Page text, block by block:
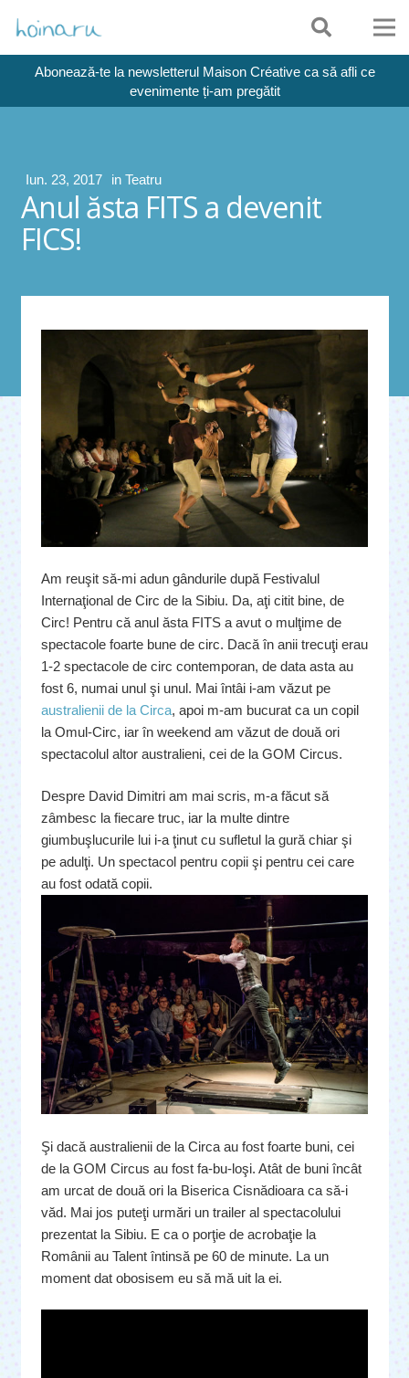
Abonează-te la newsletterul Maison Créative ca să afli ce
evenimente ți-am pregătit
Iun. 23, 2017 in Teatru
Anul ăsta FITS a devenit
FICS!
Am reuşit să-mi adun gândurile după Festivalul
Internaţional de Circ de la Sibiu. Da, aţi citit bine, de
Circ! Pentru că anul ăsta FITS a avut o mulţime de
spectacole foarte bune de circ. Dacă în anii trecuţi erau
1-2 spectacole de circ contemporan, de data asta au
fost 6, numai unul şi unul. Mai întâi i-am văzut pe
australienii de la Circa, apoi m-am bucurat ca un copil
la Omul-Circ, iar în weekend am văzut de două ori
spectacolul altor australieni, cei de la GOM Circus.
Despre David Dimitri am mai scris, m-a făcut să
zâmbesc la fiecare truc, iar la multe dintre
giumbuşlucurile lui i-a ţinut cu sufletul la gură chiar şi
pe adulţi. Un spectacol pentru copii şi pentru cei care
au fost odată copii.
Şi dacă australienii de la Circa au fost foarte buni, cei
de la GOM Circus au fost fa-bu-loşi. Atât de buni încât
am urcat de două ori la Biserica Cisnădioara ca să-i
văd. Mai jos puteţi urmări un trailer al spectacolului
prezentat la Sibiu. E ca o porţie de acrobaţie la
Românii au Talent întinsă pe 60 de minute. La un
moment dat obosisem eu să mă uit la ei.